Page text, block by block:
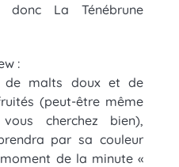
donc La Ténébrune
:
de malts doux et de
(peut-être même
cherchez bien),
par sa couleur
de la minute «